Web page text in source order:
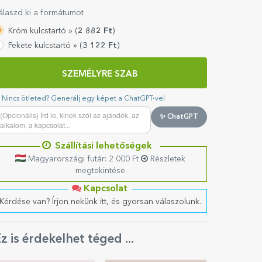
ki a formátumot
Króm kulcstartó » (2 882 Ft)
Fekete kulcstartó » ( 3 122 Ft )
SZEMÉLYRE SZAB
Nincs ötleted? Generálj egy képet a ChatGPT-vel
✨ ChatGPT
Szállítási lehetőségek
Magyarországi futár: 2 000 Ft
Részletek
megtekintése
Kapcsolat
van? Írjon nekünk itt, és gyorsan válaszolunk.
is érdekelhet téged ...